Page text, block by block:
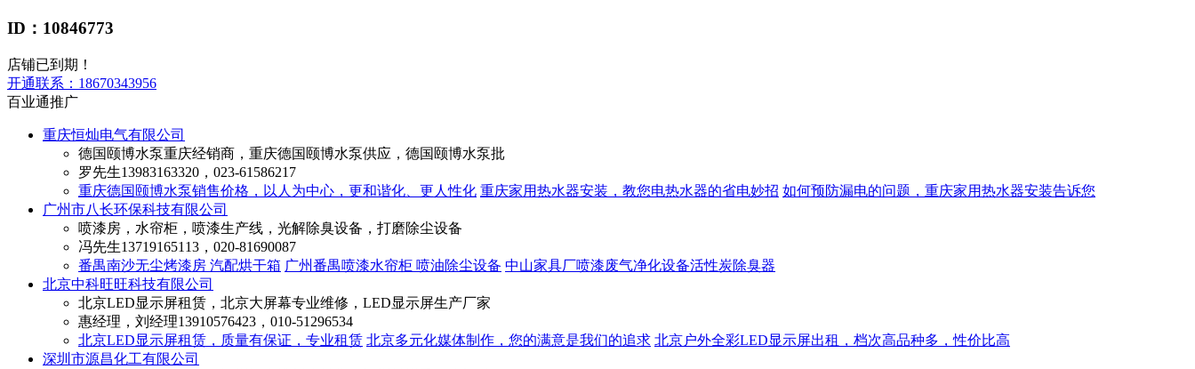
ID：10846773
店铺已到期！
开通联系： 18670343956
百业通推广
重庆恒灿电气有限公司
德国颐博水泵重庆经销商，重庆德国颐博水泵供应，德国颐博水泵批
罗先生13983163320，023-61586217
重庆德国颐博水泵销售价格，以人为中心，更和谐化、更人性化 重庆家用热水器安装，教您电热水器的省电妙招 如何预防漏电的问题，重庆家用热水器安装告诉您
广州市八长环保科技有限公司
喷漆房，水帘柜，喷漆生产线，光解除臭设备，打磨除尘设备
冯先生13719165113，020-81690087
番禺南沙无尘烤漆房 汽配烘干箱 广州番禺喷漆水帘柜 喷油除尘设备 中山家具厂喷漆废气净化设备活性炭除臭器
北京中科旺旺科技有限公司
北京LED显示屏租赁，北京大屏幕专业维修，LED显示屏生产厂家
惠经理，刘经理13910576423，010-51296534
北京LED显示屏租赁，质量有保证，专业租赁 北京多元化媒体制作，您的满意是我们的追求 北京户外全彩LED显示屏出租，档次高品种多，性价比高
深圳市源昌化工有限公司